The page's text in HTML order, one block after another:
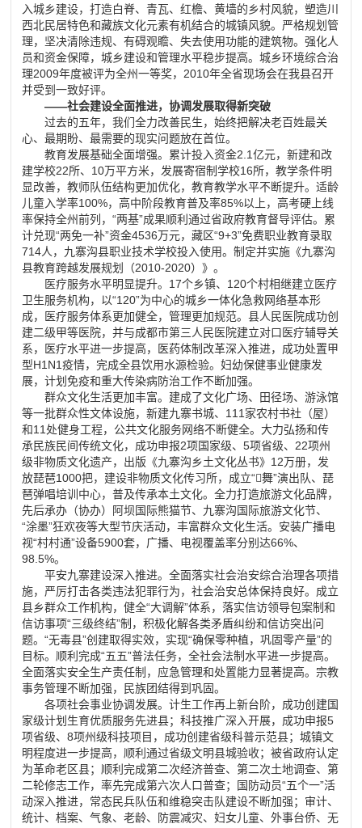
入城乡建设，打造白脊、青瓦、红檐、黄墙的乡村风貌，塑造川
西北民居特色和藏族文化元素有机结合的城镇风貌。严格规划管
理，坚决清除违规、有碍观瞻、失去使用功能的建筑物。强化人
员和资金保障，城乡建设和管理水平稳步提高。城乡环境综合治
理2009年度被评为全州一等奖，2010年全省现场会在我县召开
并受到一致好评。
——社会建设全面推进，协调发展取得新突破
过去的五年，我们全力改善民生，始终把解决老百姓最关
心、最期盼、最需要的现实问题放在首位。
教育发展基础全面增强。累计投入资金2.1亿元，新建和改
建学校22所、10万平方米，发展寄宿制学校16所，教学条件明
显改善，教师队伍结构更加优化，教育教学水平不断提升。适龄
儿童入学率100%，高中阶段教育普及率85%以上，高考硬上线
率保持全州前列，“两基”成果顺利通过省政府教育督导评估。累
计兑现“两免一补”资金4536万元，藏区“9+3”免费职业教育录取
714人，九寨沟县职业技术学校投入使用。制定并实施《九寨沟
县教育跨越发展规划（2010-2020）》。
医疗服务水平明显提升。17个乡镇、120个村相继建立医疗
卫生服务机构，以“120”为中心的城乡一体化急救网络基本形
成，医疗服务体系更加健全，管理更加规范。县人民医院成功创
建二级甲等医院，并与成都市第三人民医院建立对口医疗辅导关
系，医疗水平进一步提高，医药体制改革深入推进，成功处置甲
型H1N1疫情，完成全县饮用水源检验。妇幼保健事业健康发
展，计划免疫和重大传染病防治工作不断加强。
群众文化生活更加丰富。建成了文化广场、田径场、游泳馆
等一批群众性文体设施，新建九寨书城、111家农村书社（屋）
和11处健身工程，公共文化服务网络不断健全。大力弘扬和传
承民族民间传统文化，成功申报2项国家级、5项省级、22项州
级非物质文化遗产，出版《九寨沟乡土文化丛书》12万册，发
放琵琶1000把，建设非物质文化传习所，成立“舞”演出队、琵
琶弹唱培训中心，普及传承本土文化。全力打造旅游文化品牌，
先后承办（协办）阿坝国际熊猫节、九寨沟国际旅游文化节、
“涂墨”狂欢夜等大型节庆活动，丰富群众文化生活。安装广播电
视“村村通”设备5900套，广播、电视覆盖率分别达66%、
98.5%。
平安九寨建设深入推进。全面落实社会治安综合治理各项措
施，严厉打击各类违法犯罪行为，社会治安总体保持良好。成立
县乡群众工作机构，健全“大调解”体系，落实信访领导包案制和
信访事项“三级终结”制，积极化解各类矛盾纠纷和信访突出问
题。“无毒县”创建取得实效，实现“确保零种植，巩固零产量”的
目标。顺利完成“五五”普法任务，全社会法制水平进一步提高。
全面落实安全生产责任制，应急管理和处置能力显著提高。宗教
事务管理不断加强，民族团结得到巩固。
各项社会事业协调发展。计生工作再上新台阶，成功创建国
家级计划生育优质服务先进县；科技推广深入开展，成功申报5
项省级、8项州级科技项目，成功创建省级科普示范县；城镇文
明程度进一步提高，顺利通过省级文明县城验收；被省政府认定
为革命老区县；顺利完成第二次经济普查、第二次土地调查、第
二轮修志工作，率先完成第六次人口普查；国防动员“五个一”活
动深入推进，常态民兵队伍和维稳突击队建设不断加强；审计、
统计、档案、气象、老龄、防震减灾、妇女儿童、外事台侨、无